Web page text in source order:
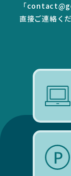
「
直接ご連絡くだ